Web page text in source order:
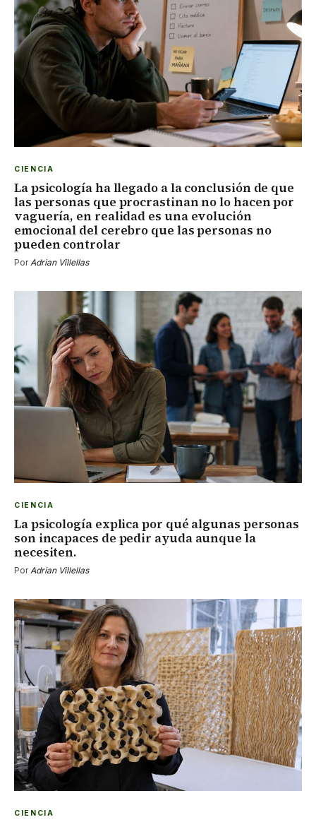
CIENCIA
La psicología ha llegado a la conclusión de que
las personas que procrastinan no lo hacen por
vaguería, en realidad es una evolución
emocional del cerebro que las personas no
pueden controlar
Por Adrian Villellas
CIENCIA
La psicología explica por qué algunas personas
son incapaces de pedir ayuda aunque la
necesiten.
Por Adrian Villellas
CIENCIA